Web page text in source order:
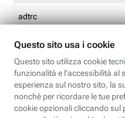
adtrc
CFFC<TagID>
CM